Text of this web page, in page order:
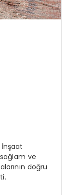
ve
doğru